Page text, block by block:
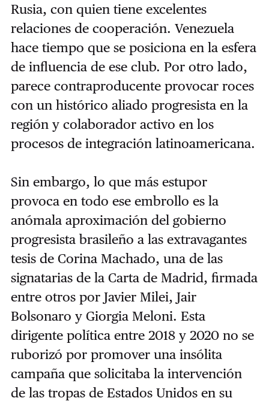
Rusia, con quien tiene excelentes
relaciones de cooperación. Venezuela
hace tiempo que se posiciona en la esfera
de influencia de ese club. Por otro lado,
parece contraproducente provocar roces
con un histórico aliado progresista en la
región y colaborador activo en los
procesos de integración latinoamericana.
Sin embargo, lo que más estupor
provoca en todo ese embrollo es la
anómala aproximación del gobierno
progresista brasileño a las extravagantes
tesis de Corina Machado, una de las
signatarias de la Carta de Madrid, firmada
entre otros por Javier Milei, Jair
Bolsonaro y Giorgia Meloni. Esta
dirigente política entre 2018 y 2020 no se
ruborizó por promover una insólita
campaña que solicitaba la intervención
de las tropas de Estados Unidos en su